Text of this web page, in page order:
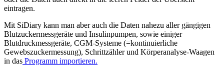
eintragen.
Mit SiDiary kann man aber auch die Daten nahezu aller gängigen
Blutzuckermessgeräte und Insulinpumpen, sowie einiger
Blutdruckmessgeräte, CGM-Systeme (=kontinuierliche
Gewebszuckermessung), Schrittzähler und Körperanalyse-Waagen
in das Programm importieren.